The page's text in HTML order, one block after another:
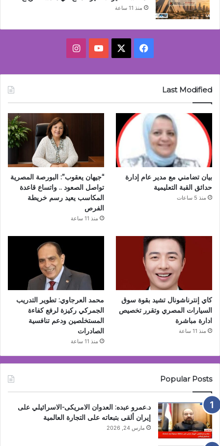
منذ 11 ساعة
فيسبوك ‫YouTubeانستقرام
Last Modified
بيان تضامني مع مدير عام إدارة
حدائق القبة التعليمية
منذ 5 ساعات
“جيهان يعقوب”: البورصة المصرية
تواصل الصعود .. واتساع قاعدة
المكاسب يعيد رسم خريطة
الفرص
منذ 11 ساعة
كاي إنترناشونال تشيد بقوة سوق
السيارات المصري وتقرر تخصيص
ادارة مباشرة
منذ 11 ساعة
محمد العرجاوي: تطوير التدريب
الجمركي ركيزة لرفع كفاءة
المستخلصين ودعم تنافسية
الصادرات
منذ 11 ساعة
Popular Posts
د.عمرو عبده: العدوان الامريكى-الاسرائيلي على
إيران ألقى بتبعاته على التجارة العالمية
مارس 24, 2026